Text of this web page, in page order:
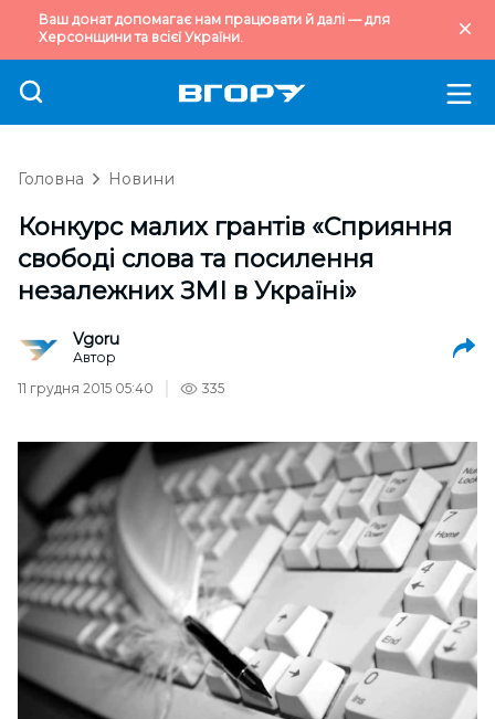
Ваш донат допомагає нам працювати й далі — для
Херсонщини та всієї України.
Головна Новини
Конкурс малих грантів «Сприяння
свободі слова та посилення
незалежних ЗМІ в Україні»
Vgoru
Автор
11 грудня 2015 05:40
335